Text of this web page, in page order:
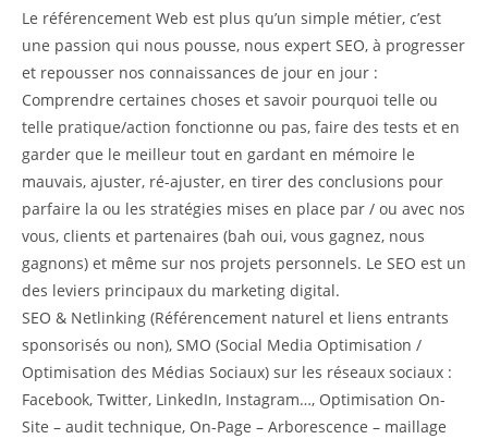
Le référencement Web est plus qu’un simple métier, c’est
une passion qui nous pousse, nous expert SEO, à progresser
et repousser nos connaissances de jour en jour :
Comprendre certaines choses et savoir pourquoi telle ou
telle pratique/action fonctionne ou pas, faire des tests et en
garder que le meilleur tout en gardant en mémoire le
mauvais, ajuster, ré-ajuster, en tirer des conclusions pour
parfaire la ou les stratégies mises en place par / ou avec nos
vous, clients et partenaires (bah oui, vous gagnez, nous
gagnons) et même sur nos projets personnels. Le SEO est un
des leviers principaux du marketing digital.
SEO & Netlinking (Référencement naturel et liens entrants
sponsorisés ou non), SMO (Social Media Optimisation /
Optimisation des Médias Sociaux) sur les réseaux sociaux :
Facebook, Twitter, LinkedIn, Instagram…, Optimisation On-
Site – audit technique, On-Page – Arborescence – maillage